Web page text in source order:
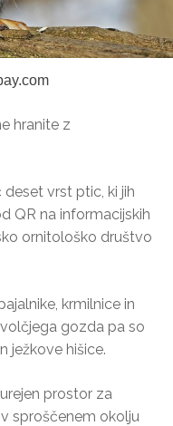
hranite z
vrst ptic, ki jih
QR na informacijskih
ornitološko društvo
krmilnice in
gozda pa so
ježkove hišice.
prostor za
sproščenem okolju